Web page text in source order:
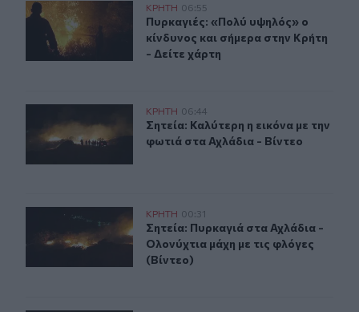
Πυρκαγιές: «Πολύ υψηλός» ο κίνδυνος και σήμερα
ΚΡΗΤΗ 06:55
Πυρκαγιές: «Πολύ υψηλός» ο
Πυρκαγιές: «Πολύ υψηλός» ο
κίνδυνος και σήμερα στην Κρήτη
- Δείτε χάρτη
Σητεία: Καλύτερη η εικόνα με την φωτιά στα Αχλάδια -
ΚΡΗΤΗ 06:44
Σητεία: Καλύτερη η εικόνα με την
Σητεία: Καλύτερη η εικόνα με την
φωτιά στα Αχλάδια - Βίντεο
Σητεία: Πυρκαγιά στα Αχλάδια - Ολονύχτια μάχη με τις
ΚΡΗΤΗ 00:31
Σητεία: Πυρκαγιά στα Αχλάδια -
Σητεία: Πυρκαγιά στα Αχλάδια -
Ολονύχτια μάχη με τις φλόγες
(Βίντεο)